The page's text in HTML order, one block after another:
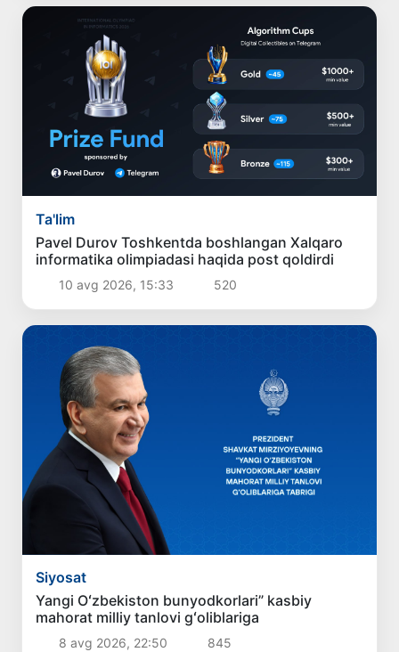
Ta'lim
Pavel Durov Toshkentda boshlangan Xalqaro
informatika olimpiadasi haqida post qoldirdi
10 avg 2026, 15:33 520
Siyosat
Yangi Oʻzbekiston bunyodkorlari” kasbiy
mahorat milliy tanlovi gʻoliblariga
8 avg 2026, 22:50 845